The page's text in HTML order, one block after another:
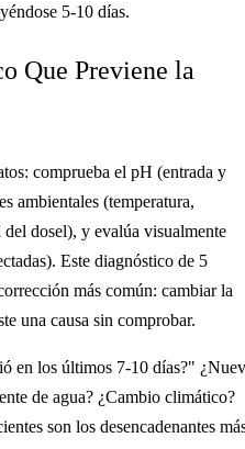
5-10 días.
Que Previene la
comprueba el pH (entrada y
ambientales (temperatura,
dosel), y evalúa visualmente
Este diagnóstico de 5
más común: cambiar la
una causa sin comprobar.
en los últimos 7-10 días?"
de agua? ¿Cambio climático?
son los desencadenantes